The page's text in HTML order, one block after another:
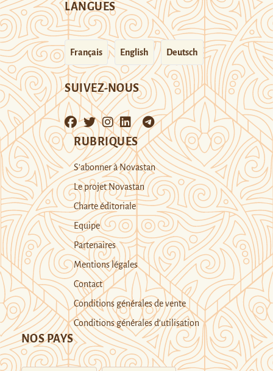
LANGUES
Français English Deutsch
SUIVEZ-NOUS
RUBRIQUES
S’abonner à Novastan
Le projet Novastan
Charte éditoriale
Equipe
Partenaires
Mentions légales
Contact
Conditions générales de vente
Conditions générales d’utilisation
NOS PAYS